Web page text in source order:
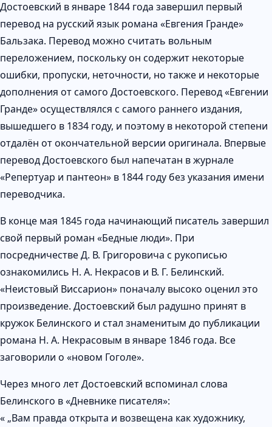
Достоевский в январе 1844 года завершил первый
перевод на русский язык романа «Евгения Гранде»
Бальзака. Перевод можно считать вольным
переложением, поскольку он содержит некоторые
ошибки, пропуски, неточности, но также и некоторые
дополнения от самого Достоевского. Перевод «Евгении
Гранде» осуществлялся с самого раннего издания,
вышедшего в 1834 году, и поэтому в некоторой степени
отдалён от окончательной версии оригинала. Впервые
перевод Достоевского был напечатан в журнале
«Репертуар и пантеон» в 1844 году без указания имени
переводчика.
В конце мая 1845 года начинающий писатель завершил
свой первый роман «Бедные люди». При
посредничестве Д. В. Григоровича с рукописью
ознакомились Н. А. Некрасов и В. Г. Белинский.
«Неистовый Виссарион» поначалу высоко оценил это
произведение. Достоевский был радушно принят в
кружок Белинского и стал знаменитым до публикации
романа Н. А. Некрасовым в январе 1846 года. Все
заговорили о «новом Гоголе».
Через много лет Достоевский вспоминал слова
Белинского в «Дневнике писателя»:
« „Вам правда открыта и возвещена как художнику,